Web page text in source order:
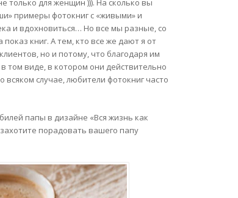
только для женщин ))). На сколько вы
примеры фотокниг с «живыми» и
и вдохновиться… Но все мы разные, со
книг. А тем, кто все же дают я от
но и потому, что благодаря им
том виде, в котором они действительно
случае, любители фотокниг часто
папы в дизайне «Вся жизнь как
порадовать вашего папу